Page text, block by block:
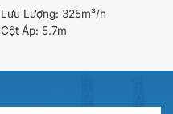
Lưu Lượng: 325m³/h
Cột Áp: 5.7m